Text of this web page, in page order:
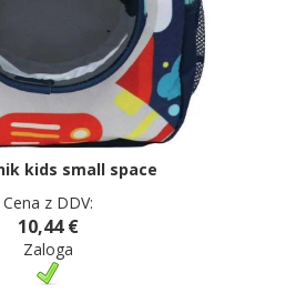
kids small space
Cena z DDV:
10,44 €
Zaloga